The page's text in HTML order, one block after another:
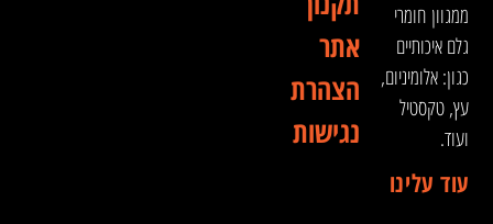
ממגוון חומרי
גלם איכותיים
כגון: אלומיניום,
עץ, טקסטיל
ועוד.
עוד עלינו
אתר
הצהרת
נגישות